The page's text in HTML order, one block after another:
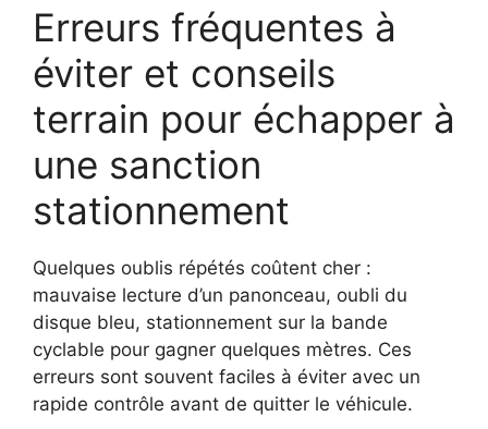
Erreurs fréquentes à
éviter et conseils
terrain pour échapper à
une sanction
stationnement
Quelques oublis répétés coûtent cher :
mauvaise lecture d’un panonceau, oubli du
disque bleu, stationnement sur la bande
cyclable pour gagner quelques mètres. Ces
erreurs sont souvent faciles à éviter avec un
rapide contrôle avant de quitter le véhicule.